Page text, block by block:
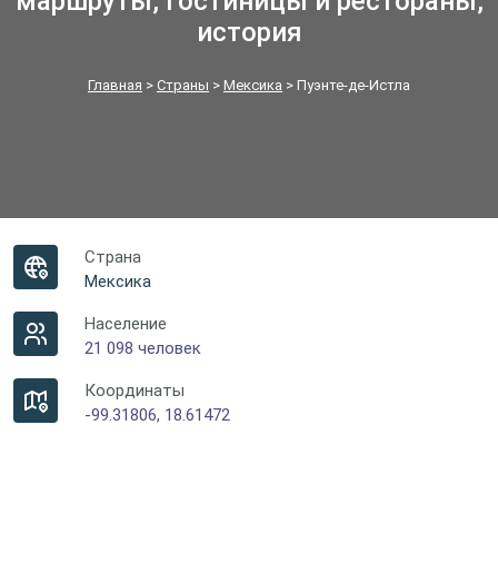
история
Главная > Страны > Мексика > Пуэнте-де-Истла
Страна
Мексика
Население
21 098 человек
Координаты
-99.31806, 18.61472